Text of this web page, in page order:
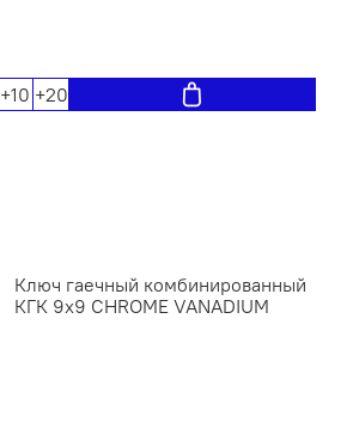
+10 +20
Ключ гаечный комбинированный
КГК 9х9 CHROME VANADIUM